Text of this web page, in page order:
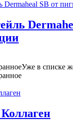
Уже в списке